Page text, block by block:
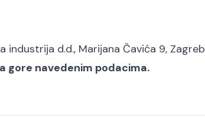
industrija d.d., Marijana Čavića 9, Zagreb
gore navedenim podacima.